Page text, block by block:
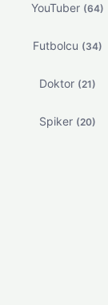
YouTuber (64)
Futbolcu (34)
Doktor (21)
Spiker (20)